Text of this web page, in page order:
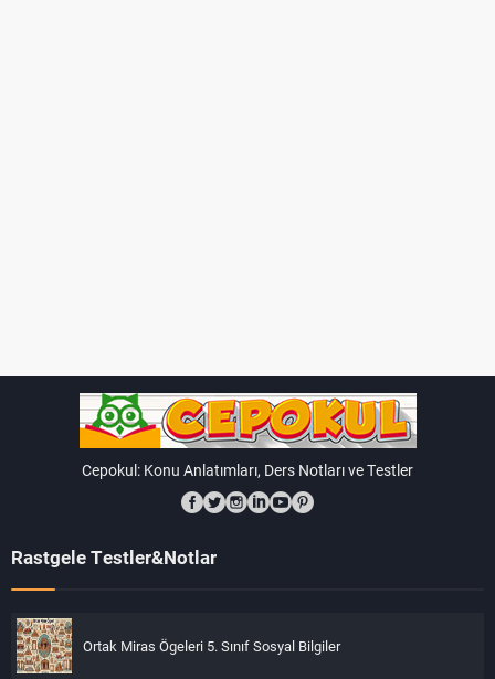
Cepokul: Konu Anlatımları, Ders Notları ve Testler
Rastgele Testler&Notlar
Ortak Miras Ögeleri 5. Sınıf Sosyal Bilgiler